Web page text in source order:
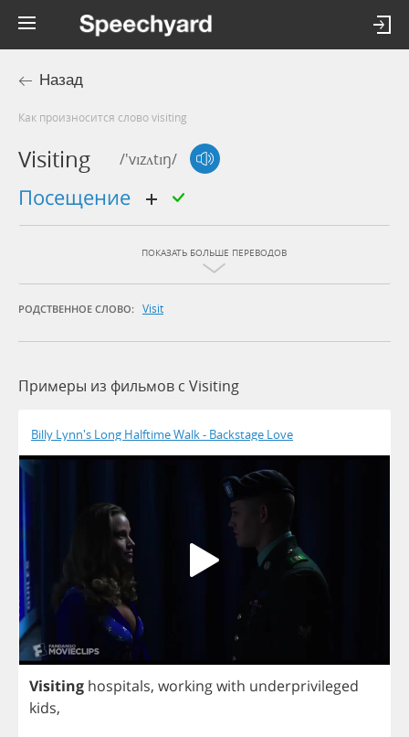
Назад
Как произносится слово visiting
Visiting /'vɪzʌtɪŋ/
посещение
ПОКАЗАТЬ БОЛЬШЕ ПЕРЕВОДОВ
РОДСТВЕННОЕ СЛОВО: Visit
Примеры из фильмов c Visiting
Billy Lynn's Long Halftime Walk - Backstage Love
Visiting hospitals, workingwith underprivileged
kids,